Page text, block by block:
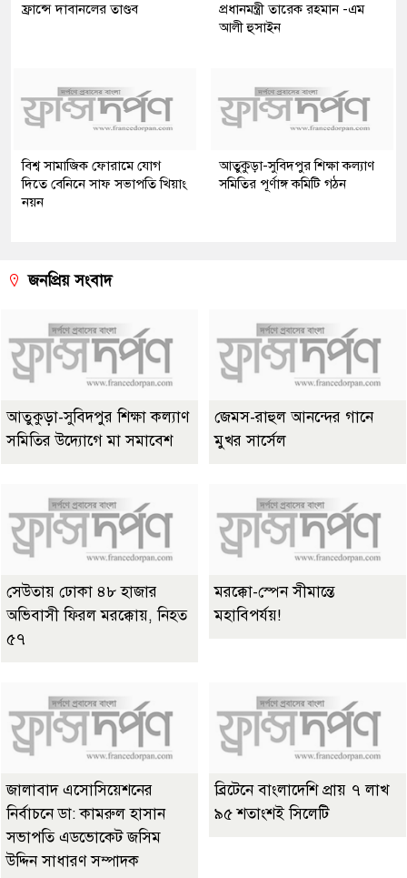
ফ্রান্সে দাবানলের তাণ্ডব
প্রধানমন্ত্রী তারেক রহমান -এম
আলী হুসাইন
বিশ্ব সামাজিক ফোরামে যোগ
দিতে বেনিনে সাফ সভাপতি খিয়াং
নয়ন
আতুকুড়া-সুবিদপুর শিক্ষা কল্যাণ
সমিতির পূর্ণাঙ্গ কমিটি গঠন
জনপ্রিয় সংবাদ
আতুকুড়া-সুবিদপুর শিক্ষা কল্যাণ
সমিতির উদ্যোগে মা সমাবেশ
জেমস-রাহুল আনন্দের গানে
মুখর সার্সেল
সেউতায় ঢোকা ৪৮ হাজার
অভিবাসী ফিরল মরক্কোয়, নিহত
৫৭
মরক্কো-স্পেন সীমান্তে
মহাবিপর্যয়!
জালাবাদ এসোসিয়েশনের
নির্বাচনে ডা: কামরুল হাসান
সভাপতি এডভোকেট জসিম
উদ্দিন সাধারণ সম্পাদক
ব্রিটেনে বাংলাদেশি প্রায় ৭ লাখ
৯৫ শতাংশই সিলেটি